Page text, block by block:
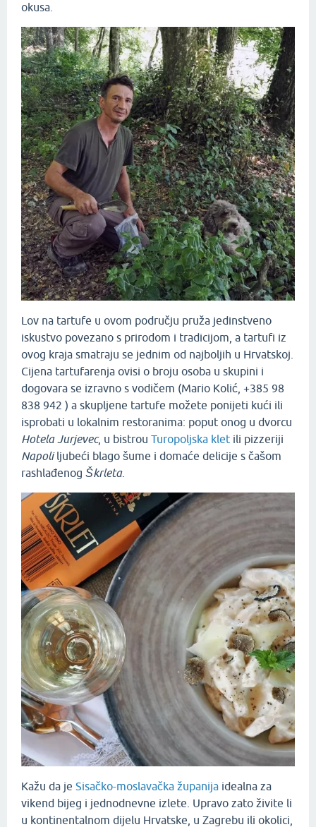
okusa.
Lov na tartufe u ovom području pruža jedinstveno
iskustvo povezano s prirodom i tradicijom, a tartufi iz
ovog kraja smatraju se jednim od najboljih u Hrvatskoj.
Cijena tartufarenja ovisi o broju osoba u skupini i
dogovara se izravno s vodičem (Mario Kolić, +385 98
838 942 ) a skupljene tartufe možete ponijeti kući ili
isprobati u lokalnim restoranima: poput onog u dvorcu
Hotela Jurjevec, u bistrou Turopoljska klet ili pizzeriji
Napoliljubeći blago šume i domaće delicije s čašom
rashlađenog Škrleta.
Kažu da je Sisačko-moslavačka županija idealna za
vikend bijeg i jednodnevne izlete. Upravo zato živite li
u kontinentalnom dijelu Hrvatske, u Zagrebu ili okolici,